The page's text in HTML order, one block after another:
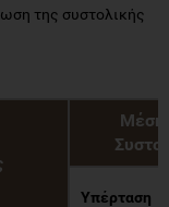
της συστολικής
Μέση
Υπέρταση